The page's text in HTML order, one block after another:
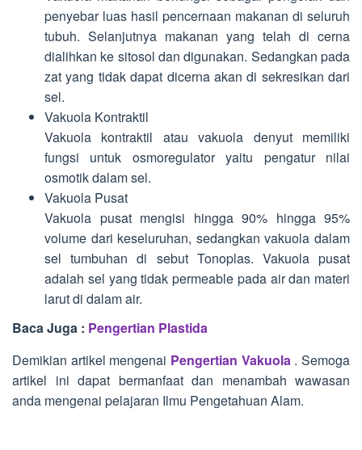
penyebar luas hasil pencernaan makanan di seluruh
tubuh. Selanjutnya makanan yang telah di cerna
dialihkan ke sitosol dan digunakan. Sedangkan pada
zat yang tidak dapat dicerna akan di sekresikan dari
sel.
Vakuola Kontraktil
Vakuola kontraktil atau vakuola denyut memiliki
fungsi untuk osmoregulator yaitu pengatur nilai
osmotik dalam sel.
Vakuola Pusat
Vakuola pusat mengisi hingga 90% hingga 95%
volume dari keseluruhan, sedangkan vakuola dalam
sel tumbuhan di sebut Tonoplas. Vakuola pusat
adalah sel yang tidak permeable pada air dan materi
larut di dalam air.
Baca Juga : Pengertian Plastida
Demikian artikel mengenai Pengertian Vakuola. Semoga
artikel ini dapat bermanfaat dan menambah wawasan
anda mengenai pelajaran Ilmu Pengetahuan Alam.